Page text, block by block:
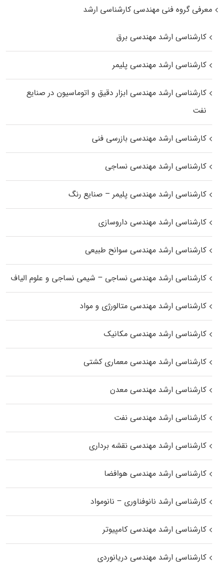
معرفی گروه فنی مهندسی کارشناسی ارشد
کارشناسی ارشد مهندسی برق
کارشناسی ارشد مهندسی پلیمر
کارشناسی ارشد مهندسی ابزار دقیق و اتوماسیون در صنایع
نفت
کارشناسی ارشد مهندسی بازرسی فنی
کارشناسی ارشد مهندسی نساجی
کارشناسی ارشد مهندسی پلیمر – صنایع رنگ
کارشناسی ارشد مهندسی داروسازی
کارشناسی ارشد مهندسی سوانح طبیعی
کارشناسی ارشد مهندسی نساجی – شیمی نساجی و علوم الیاف
کارشناسی ارشد مهندسی متالورژی و مواد
کارشناسی ارشد مهندسی مکانیک
کارشناسی ارشد مهندسی معماری کشتی
کارشناسی ارشد مهندسی معدن
کارشناسی ارشد مهندسی نفت
کارشناسی ارشد مهندسی نقشه برداری
کارشناسی ارشد مهندسی هوافضا
کارشناسی ارشد نانوفناوری – نانومواد
کارشناسی ارشد مهندسی کامپیوتر
کارشناسی ارشد مهندسی دریانوردی